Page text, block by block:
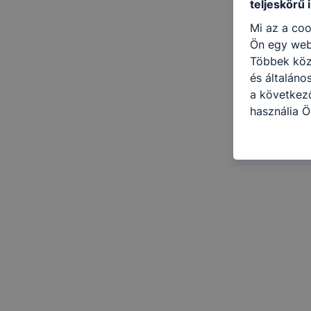
teljeskörű
Mi az a
Ön egy
Többek
és
a
használja
látogatja,
még jobb
Minden
legtöbb
ezek
célja
lehetővé
teljes